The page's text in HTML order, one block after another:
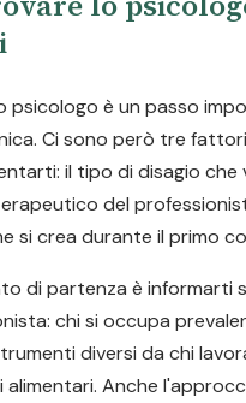
psicologo è un passo
Ci sono però tre
il tipo di disagio che
del
si crea durante il primo
di partenza è informarti
chi si occupa
diversi da chi
alimentari. Anche